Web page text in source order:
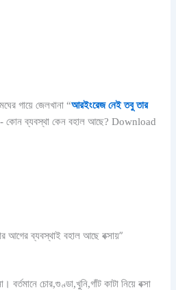
গায়ে জেলখানা“আরইংরেজ নেই তবু তার
কোন ব্যবস্থা কেন বহাল আছে? Download
আগের ব্যবস্থাই বহাল আছে বক্সায়”
বর্তমানে চোর,গুণ্ডা,খুনি,গাঁট কাটা নিয়ে বক্সা